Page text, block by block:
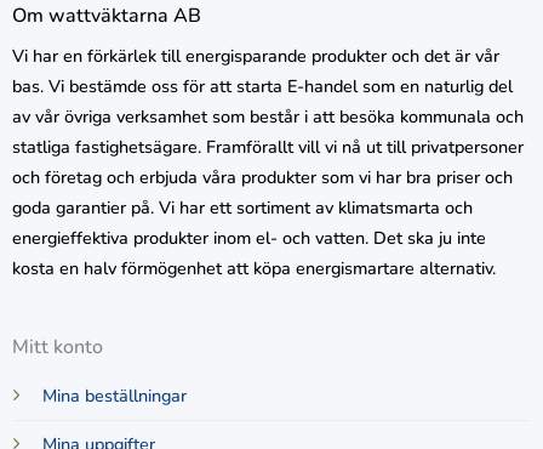
Om wattväktarna AB
Vi har en förkärlek till energisparande produkter och det är vår
bas. Vi bestämde oss för att starta E-handel som en naturlig del
av vår övriga verksamhet som består i att besöka kommunala och
statliga fastighetsägare. Framförallt vill vi nå ut till privatpersoner
och företag och erbjuda våra produkter som vi har bra priser och
goda garantier på. Vi har ett sortiment av klimatsmarta och
energieffektiva produkter inom el- och vatten. Det ska ju inte
kosta en halv förmögenhet att köpa energismartare alternativ.
Mitt konto
Mina beställningar